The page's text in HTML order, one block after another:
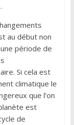
au début non
période de
Si cela est
climatique le
que l’on
est
de